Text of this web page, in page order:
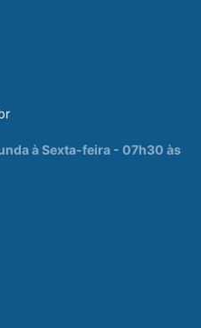
à Sexta-feira - 07h30 às